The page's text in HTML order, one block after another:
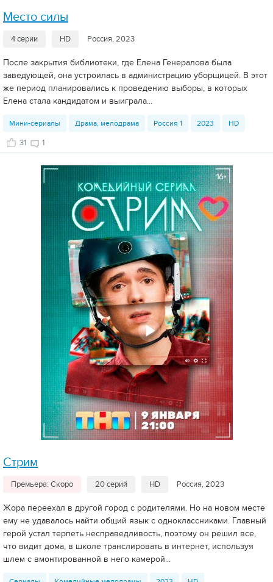
Место силы
4 серии HD Россия, 2023
После закрытия библиотеки, где Елена Генералова была
заведующей, она устроилась в администрацию уборщицей. В этот
же период планировались к проведению выборы, в которых
Елена стала кандидатом и выиграла...
Мини-сериалы Драма, мелодрама Россия 1 2023 HD
31 1
Стрим
Премьера: Скоро 20 серий HD Россия, 2023
Жора переехал в другой город с родителями. Но на новом месте
ему не удавалось найти общий язык с одноклассниками. Главный
герой устал терпеть несправедливость, поэтому он решил все,
что видит дома, в школе транслировать в интернет, используя
шлем с вмонтированной в него камерой...